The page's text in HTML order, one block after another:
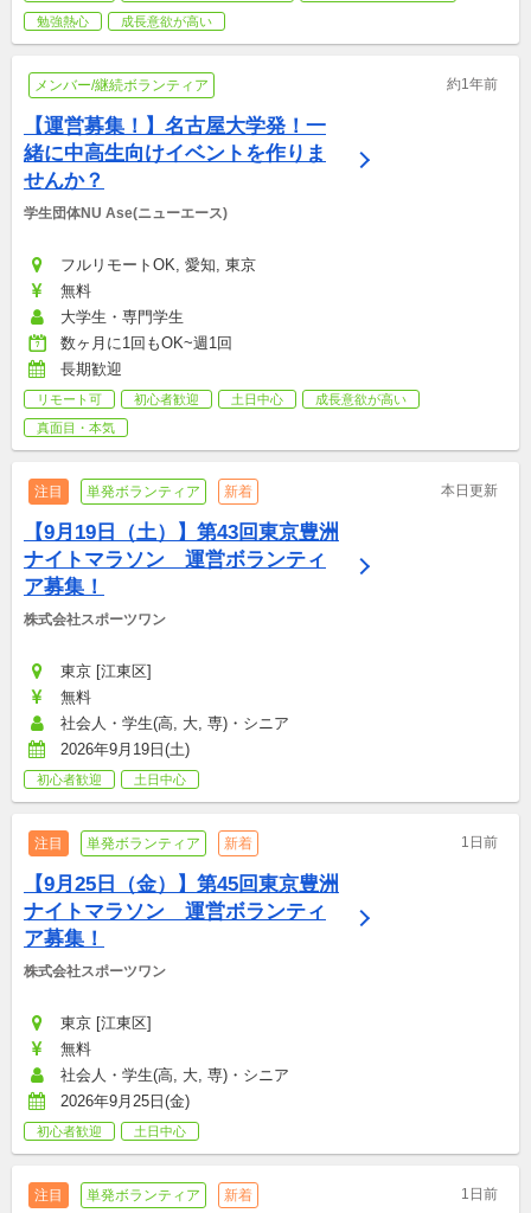
勉強熱心 成長意欲が高い
メンバー/継続ボランティア 約1年前
【運営募集！】名古屋大学発！一
緒に中高生向けイベントを作りま
せんか？
学生団体NU Ase(ニューエース)
フルリモートOK, 愛知, 東京
無料
大学生・専門学生
数ヶ月に1回もOK~週1回
長期歓迎
リモート可 初心者歓迎 土日中心
成長意欲が高い
真面目・本気
注目 単発ボランティア 新着 本日更新
【9月19日（土）】第43回東京豊洲
ナイトマラソン　運営ボランティ
ア募集！
株式会社スポーツワン
東京 [江東区]
無料
社会人・学生(高, 大, 専)・シニア
2026年9月19日(土)
初心者歓迎 土日中心
注目 単発ボランティア 新着 1日前
【9月25日（金）】第45回東京豊洲
ナイトマラソン　運営ボランティ
ア募集！
株式会社スポーツワン
東京 [江東区]
無料
社会人・学生(高, 大, 専)・シニア
2026年9月25日(金)
初心者歓迎 土日中心
注目 単発ボランティア 新着 1日前